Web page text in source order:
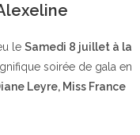
le Samedi 8 juillet à la
soirée de gala en
Leyre, Miss France